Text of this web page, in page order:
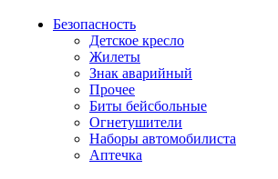
Безопасность
Детское кресло
Жилеты
Знак аварийный
Прочее
Биты бейсбольные
Огнетушители
Наборы автомобилиста
Аптечка